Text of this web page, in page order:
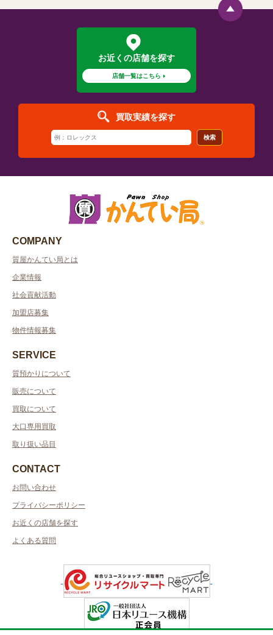
お近くの店舗を探す
店舗一覧はこちら
買取実績を探す
検索
COMPANY
質屋かんてい局とは
企業情報
社会貢献活動
加盟店募集
物件情報募集
SERVICE
質預かりについて
販売について
買取について
大口専用買取
取り扱い品目
CONTACT
お問い合わせ
プライバシーポリシー
お近くの店舗を探す
よくある質問